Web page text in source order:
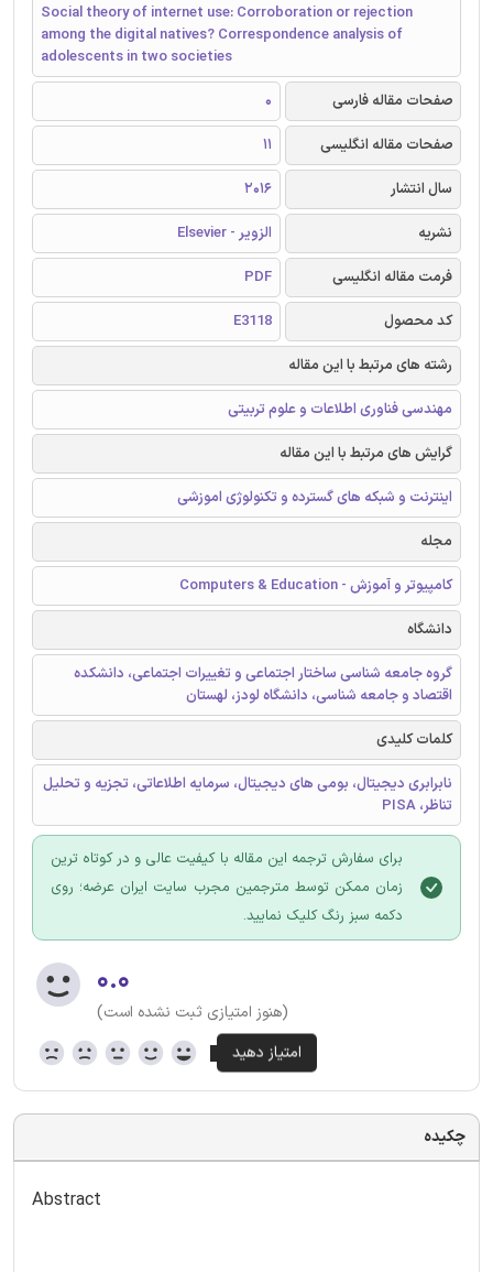
Social theory of internet use: Corroboration or rejection
among the digital natives? Correspondence analysis of
adolescents in two societies
صفحات مقاله فارسی
0
صفحات مقاله انگلیسی
11
سال انتشار
2016
نشریه
الزویر - Elsevier
فرمت مقاله انگلیسی
PDF
کد محصول
E3118
رشته های مرتبط با این مقاله
مهندسی فناوری اطلاعات و علوم تربیتی
گرایش های مرتبط با این مقاله
اینترنت و شبکه های گسترده و تکنولوژی اموزشی
مجله
کامپیوتر و آموزش - Computers & Education
دانشگاه
گروه جامعه شناسی ساختار اجتماعی و تغییرات اجتماعی، دانشکده
اقتصاد و جامعه شناسی، دانشگاه لودز، لهستان
کلمات کلیدی
نابرابری دیجیتال، بومی های دیجیتال، سرمایه اطلاعاتی، تجزیه و تحلیل
تناظر، PISA
برای سفارش ترجمه این مقاله با کیفیت عالی و در کوتاه ترین
زمان ممکن توسط مترجمین مجرب سایت ایران عرضه؛ روی
دکمه سبز رنگ کلیک نمایید.
۰.۰
(هنوز امتیازی ثبت نشده است)
چکیده
Abstract